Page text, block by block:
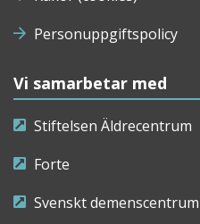
Personuppgiftspolicy
Vi samarbetar med
Stiftelsen Äldrecentrum
Forte
Svenskt demenscentrum